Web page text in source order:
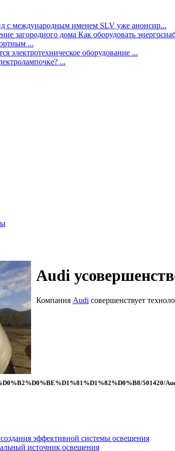
с международным именем SLV уже анонсир...
загородного дома Как оборудовать
...
электротехническое оборудование ...
...
Audi
Компания Audi совершенствует
эффективной системы освещения
источник освещения